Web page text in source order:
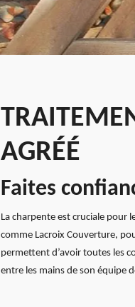
AGRÉÉ
Faites
La charpente est cruciale pour
comme Lacroix Couverture,
permettent d’avoir toutes les
entre les mains de son équipe